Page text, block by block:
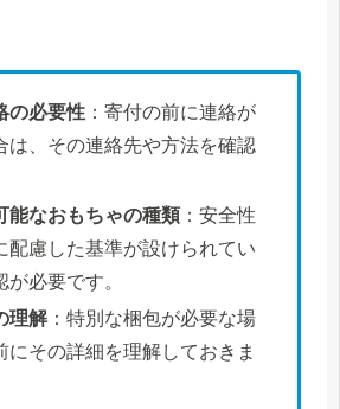
の必要性 ：寄付の前に連絡が
は、その連絡先や方法を確認
能なおもちゃの種類 ：安全性
配慮した基準が設けられてい
が必要です。
理解：特別な梱包が必要な場
にその詳細を理解しておきま